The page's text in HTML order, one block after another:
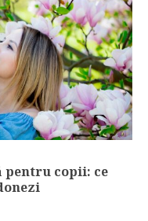
pentru copii: ce